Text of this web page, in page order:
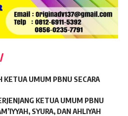
KETUA UMUM PBNU SECARA
KETUA UMUM PBNU
SYURA, DAN AHLIYAH